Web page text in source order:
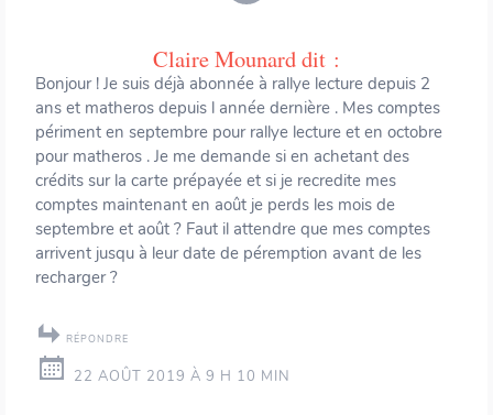
Claire Mounarddit :
Bonjour ! Je suis déjà abonnée à rallye lecture depuis 2
ans et matheros depuis l année dernière . Mes comptes
périment en septembre pour rallye lecture et en octobre
pour matheros . Je me demande si en achetant des
crédits sur la carte prépayée et si je recredite mes
comptes maintenant en août je perds les mois de
septembre et août ? Faut il attendre que mes comptes
arrivent jusqu à leur date de péremption avant de les
recharger ?
RÉPONDRE
22 AOÛT 2019 À 9 H 10 MIN